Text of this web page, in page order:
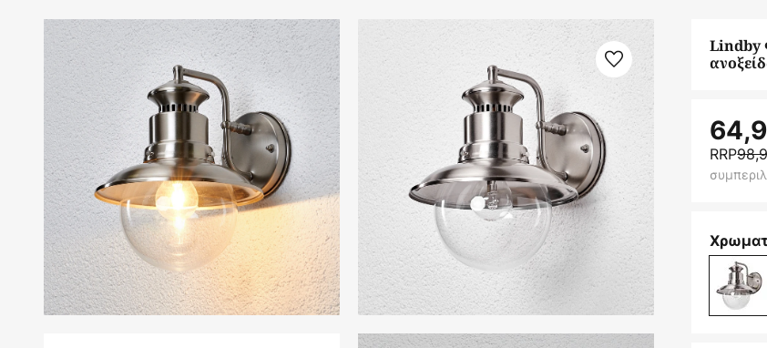
Μετάβαση
στο
τέλος
της
συλλογής
εικόνων
Lindby
RRP